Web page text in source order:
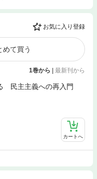
お気に入り登録
めて買う
1巻から | 最新刊から
民主主義への再入門
カートへ